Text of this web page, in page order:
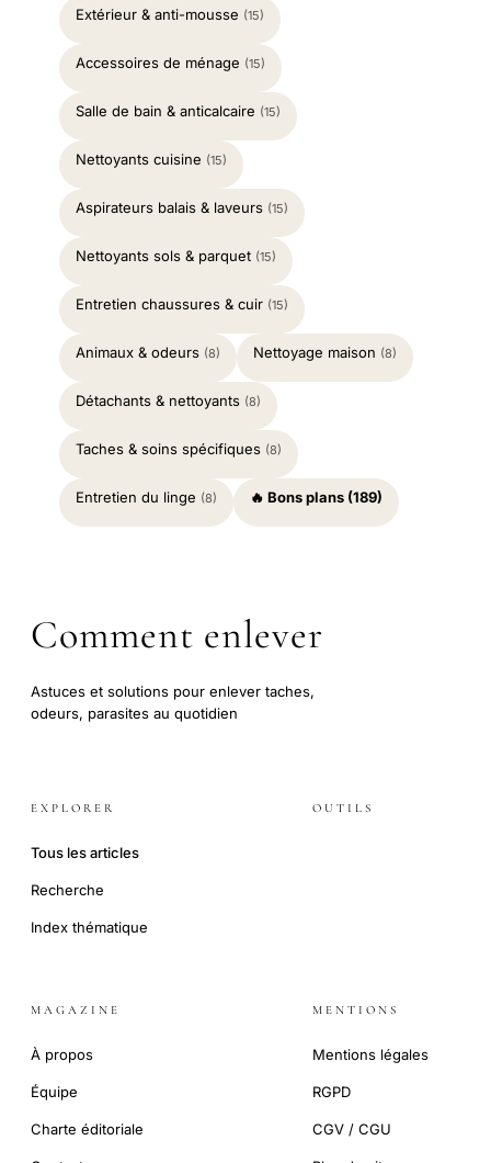
Extérieur & anti-mousse (15)
Accessoires de ménage (15)
Salle de bain & anticalcaire (15)
Nettoyants cuisine (15)
Aspirateurs balais & laveurs (15)
Nettoyants sols & parquet (15)
Entretien chaussures & cuir (15)
Animaux & odeurs (8) Nettoyage maison (8)
Détachants & nettoyants (8)
Taches & soins spécifiques (8)
Entretien du linge (8) 🔥 Bons plans (189)
Comment enlever
Astuces et solutions pour enlever taches,
odeurs, parasites au quotidien
EXPLORER
Tous les articles
Recherche
Index thématique
OUTILS
MAGAZINE
À propos
Équipe
Charte éditoriale
MENTIONS
Mentions légales
RGPD
CGV / CGU